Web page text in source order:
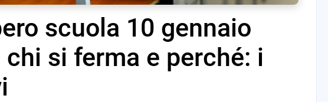
scuola 10 gennaio
chi si ferma e perché: i